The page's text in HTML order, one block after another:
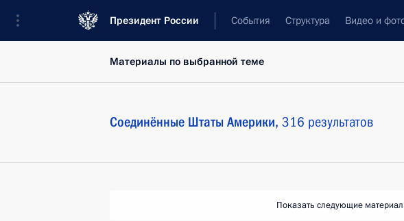
Президент России События Структура Видео и
Материалы по выбранной теме
Соединённые Штаты Америки, 316 результатов
Показать следующие